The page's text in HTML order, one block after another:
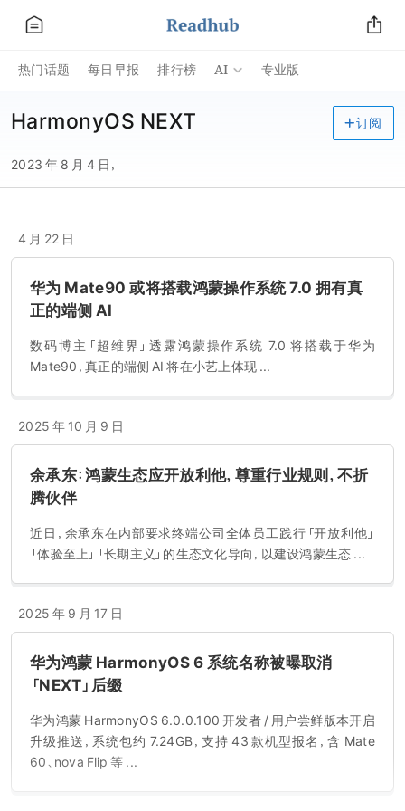
热门话题 每日早报 排行榜 AI 专业版
HarmonyOS NEXT
2023 年 8 月 4 日，
订阅
4 月 22 日
华为 Mate90 或将搭载鸿蒙操作系统 7.0 拥有真
正的端侧 AI
数码博主「超维界」透露鸿蒙操作系统 7.0 将搭载于华为
Mate90，真正的端侧 AI 将在小艺上体现 ...
2025 年 10 月 9 日
余承东：鸿蒙生态应开放利他，尊重行业规则，不折
腾伙伴
近日，余承东在内部要求终端公司全体员工践行「开放利他」
「体验至上」「长期主义」的生态文化导向，以建设鸿蒙生态 ...
2025 年 9 月 17 日
华为鸿蒙 HarmonyOS 6 系统名称被曝取消
「NEXT」后缀
华为鸿蒙 HarmonyOS 6.0.0.100 开发者 / 用户尝鲜版本开启
升级推送，系统包约 7.24GB，支持 43 款机型报名，含 Mate
60、nova Flip 等 ...